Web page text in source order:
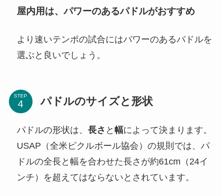
屋内用は、パワーのあるパドルがおすすめ
より速いテンポの試合にはパワーのあるパドルを
選ぶと良いでしょう。
STEP パドルのサイズと形状
パドルの形状は、 長さ と 幅によって決まります。
USAP（全米ピクルボール協会）の規則では、パ
ドルの全長と幅を合わせた長さが約61cm（24イ
ンチ）を超えてはならないとされています。